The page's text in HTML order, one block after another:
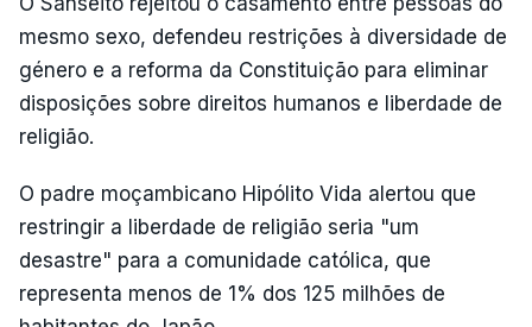
mesmo sexo, defendeu restrições à diversidade de
género e a reforma da Constituição para eliminar
disposições sobre direitos humanos e liberdade de
religião.
O padre moçambicano Hipólito Vida alertou que
restringir a liberdade de religião seria "um
desastre" para a comunidade católica, que
representa menos de 1% dos 125 milhões de